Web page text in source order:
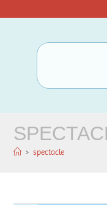
> spectacle